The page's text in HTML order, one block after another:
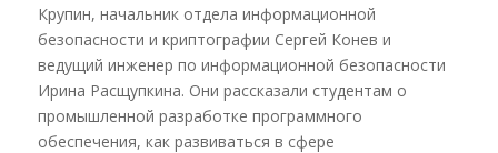
Крупин, начальник отдела информационной
безопасности и криптографии Сергей Конев и
ведущий инженер по информационной безопасности
Ирина Расщупкина. Они рассказали студентам о
промышленной разработке программного
обеспечения, как развиваться в сфере